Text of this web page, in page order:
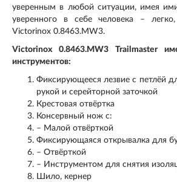
уверенным в любой ситуации, имея
уверенного в себе человека –
Victorinox 0.8463.MW3.
Victorinox 0.8463.MW3 Trailmaster
инструментов:
Фиксирующееся лезвие с петлёй
рукой и серейторной заточкой
Крестовая отвёртка
Консервный нож с:
– Малой отвёрткой
Фиксирующаяся открывалка для
– Отвёрткой
– Инструментом для снятия
Шило, кернер